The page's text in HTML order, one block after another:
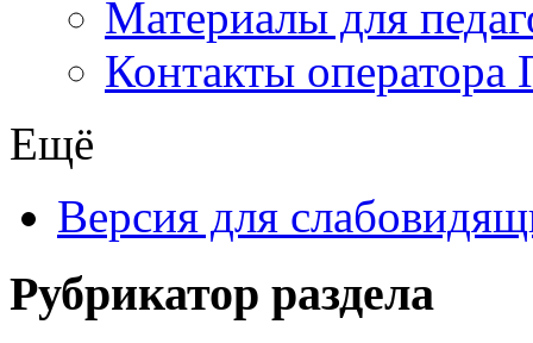
Материалы для
Контакты оператора
Ещё
Версия для
Рубрикатор раздела